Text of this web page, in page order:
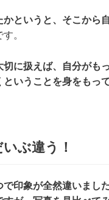
かというと、そこから
す。
切に扱えば、自分がも
ということを身をもっ
ぶ違う！
で印象が全然違いまし